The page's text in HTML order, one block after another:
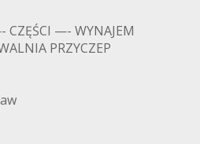
CZĘŚCI —- WYNAJEM
PRZYCZEP